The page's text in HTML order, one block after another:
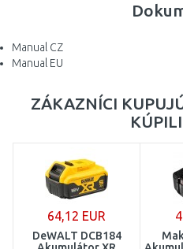
Manual CZ
Manual EU
ZÁKAZNÍCI
64,12 EUR
DeWALT DCB184